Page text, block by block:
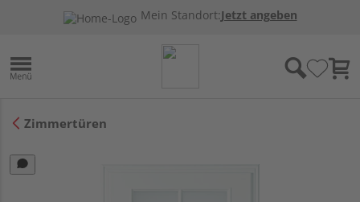
Mein Standort:Jetzt angeben
Zimmertüren